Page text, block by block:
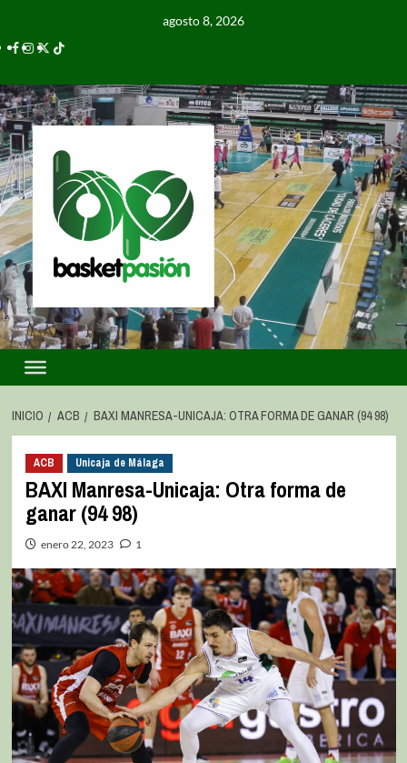
agosto 8, 2026
INICIO ACB BAXI MANRESA-UNICAJA: OTRA FORMA DE GANAR (94 98)
ACB Unicaja de Málaga
BAXI Manresa-Unicaja: Otra forma de
ganar (94 98)
enero 22, 2023 1